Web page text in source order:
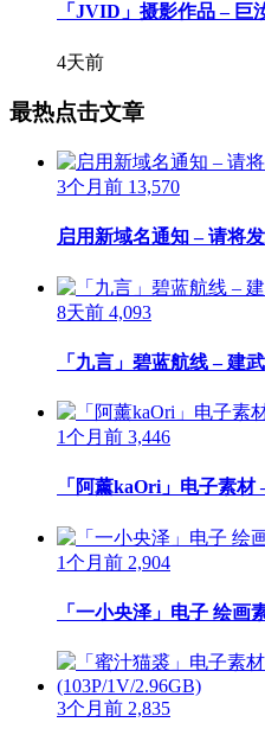
「JVID」摄影作品 – 巨
4天前
最热点击文章
3个月前 13,570
启用新域名通知 – 请将
8天前 4,093
「九言」碧蓝航线 – 建
1个月前 3,446
「阿薰kaOri」电子素材
1个月前 2,904
「一小央泽」电子 绘画
3个月前 2,835